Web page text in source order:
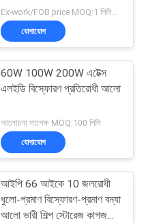
যোগাযোগ
60W 100W 200W এটেক্স
এলইডি বিস্ফোরণ প্রতিরোধী আলো
আলোচনা সাপেক্ষ MOQ:100 পিসি
যোগাযোগ
আইপি 66 আইকে 10 জলরোধী
ধুলো-প্রমাণ বিস্ফোরণ-প্রমাণ বন্যা
আলো ভারী শিল্প স্টোরেজ কাগজ